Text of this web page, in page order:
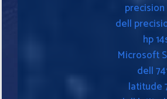
precision
dell
hp
Microsoft
dell
latitude